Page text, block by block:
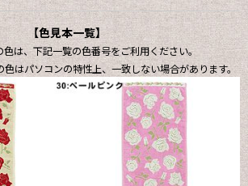
【色見本一覧】
は、下記一覧の色番号をご利用ください。
はパソコンの特性上、一致しない場合があります。